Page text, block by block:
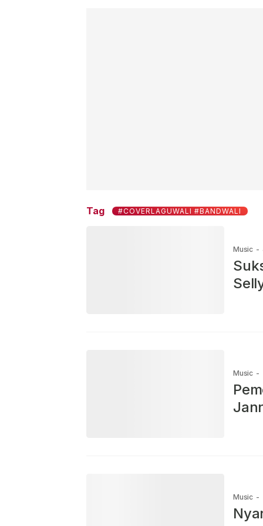
Tag #COVERLAGUWALI #BANDWALI
Music -
Music -
Music -